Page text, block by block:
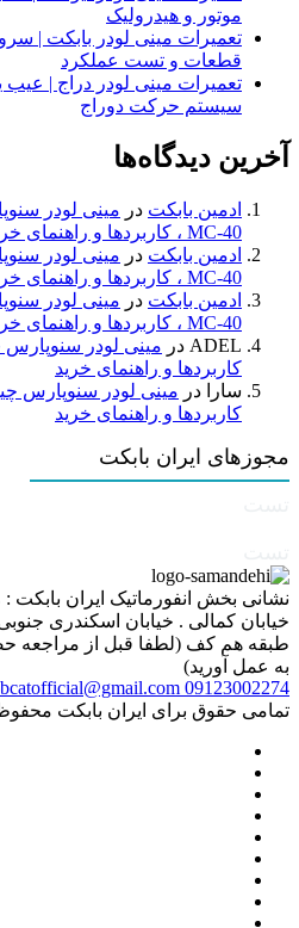
موتور و هیدرولیک
تعمیرات مینی لودر بابکت |
قطعات و تست عملکرد
تعمیرات مینی لودر دراج | عیب
سیستم حرکت دوراج
آخرین دیدگاه‌ها
ادمین بابکت در
MC-40 ، کاربردها و راهنمای خرید
ادمین بابکت در
MC-40 ، کاربردها و راهنمای خرید
ادمین بابکت در
MC-40 ، کاربردها و راهنمای خرید
ADEL در
کاربردها و راهنمای خرید
سارا
در
کاربردها و راهنمای خرید
مجوزهای ایران بابکت
نشانی بخش انفورماتیک ایران بابکت
طبقه هم کف (لطفا قبل از مراجعه
به عمل آورید)
09123002274
تمامی حقوق برای ایران بابکت